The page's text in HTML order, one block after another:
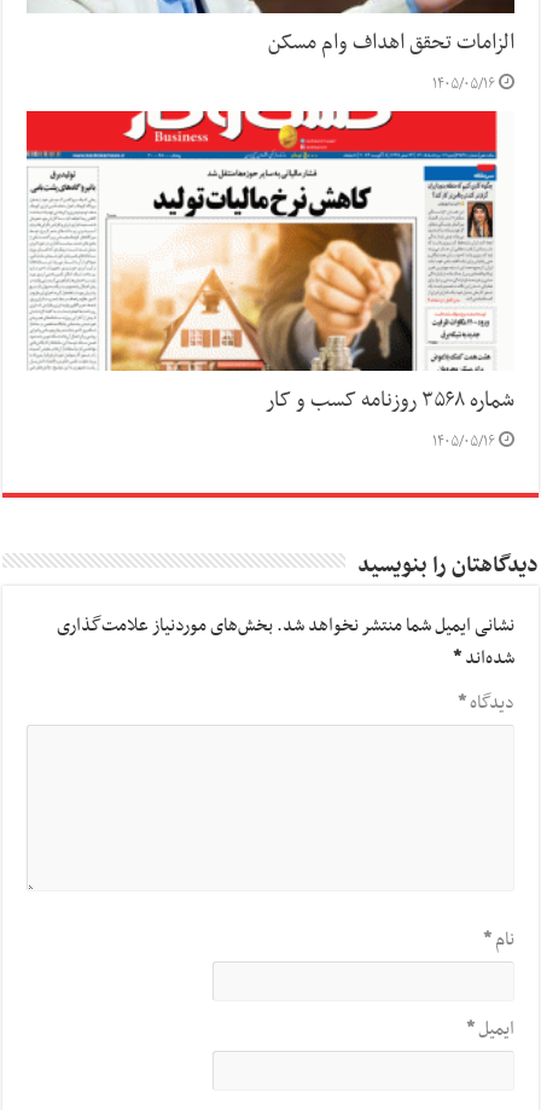
الزامات تحقق اهداف وام مسکن
۱۴۰۵/۰۵/۱۶
شماره ۳۵۶۸ روزنامه کسب و کار
۱۴۰۵/۰۵/۱۶
دیدگاهتان را بنویسید
نشانی ایمیل شما منتشر نخواهد شد.بخش‌های موردنیاز علامت‌گذاری
شده‌اند*
دیدگاه*
نام*
ایمیل*